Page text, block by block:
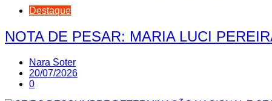
Destaque
NOTA DE PESAR: MARIA LUCI
Nara Soter
20/07/2026
0